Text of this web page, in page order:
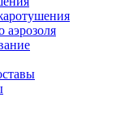
аэрозоля